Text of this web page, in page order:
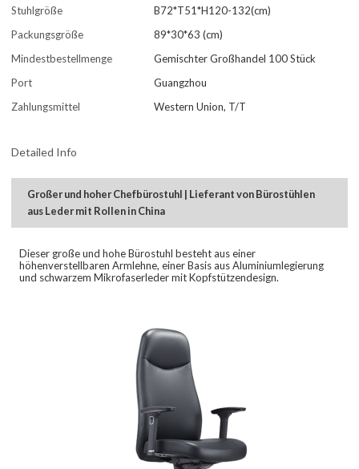
Stuhlgröße
B72*T51*H120-132(cm)
Packungsgröße
89*30*63 (cm)
Mindestbestellmenge
Gemischter Großhandel 100 Stück
Port
Guangzhou
Zahlungsmittel
Western Union, T/T
Detailed Info
Großer und hoher Chefbürostuhl | Lieferant von Bürostühlen
aus Leder mit Rollen in China
Dieser große und hohe Bürostuhl besteht aus einer
höhenverstellbaren Armlehne, einer Basis aus Aluminiumlegierung
und schwarzem Mikrofaserleder mit Kopfstützendesign.